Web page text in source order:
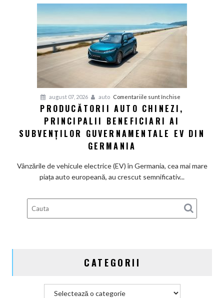
BMW
renunță
și
100%
august 07, 2026 auto Comentariile sunt închise
chinezi,
din
Germania
PRODUCĂTORII AUTO CHINEZI,
PRINCIPALII BENEFICIARI AI
SUBVENȚILOR GUVERNAMENTALE EV DIN
GERMANIA
Vânzările de vehicule electrice (EV) în Germania, cea mai mare
piața auto europeană, au crescut semnificativ...
CATEGORII